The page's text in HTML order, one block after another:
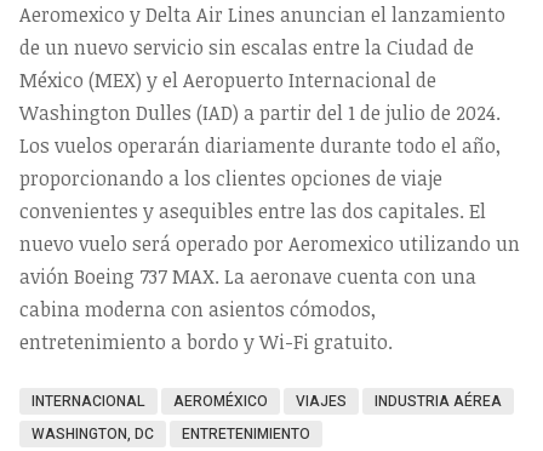
Aeromexico y Delta Air Lines anuncian el lanzamiento
de un nuevo servicio sin escalas entre la Ciudad de
México (MEX) y el Aeropuerto Internacional de
Washington Dulles (IAD) a partir del 1 de julio de 2024.
Los vuelos operarán diariamente durante todo el año,
proporcionando a los clientes opciones de viaje
convenientes y asequibles entre las dos capitales. El
nuevo vuelo será operado por Aeromexico utilizando un
avión Boeing 737 MAX. La aeronave cuenta con una
cabina moderna con asientos cómodos,
entretenimiento a bordo y Wi-Fi gratuito.
INTERNACIONAL AEROMÉXICO VIAJES
INDUSTRIA AÉREA
WASHINGTON, DC
ENTRETENIMIENTO